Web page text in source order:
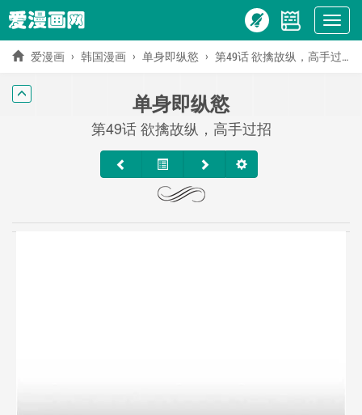
Show
menu
爱漫画 韩国漫画 单身即纵慾 第49话 欲擒故纵，高手过招
单身即纵慾
第49话 欲擒故纵，高手过招